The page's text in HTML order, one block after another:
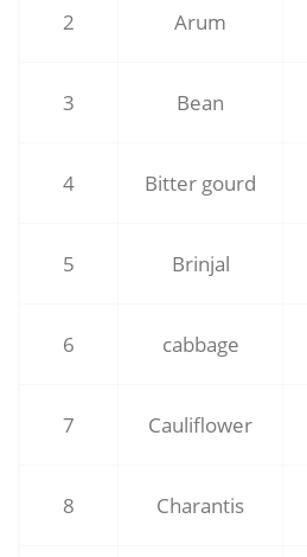
2 Arum
3 Bean
4 Bitter gourd
5 Brinjal
6 cabbage
7 Cauliflower
8 Charantis